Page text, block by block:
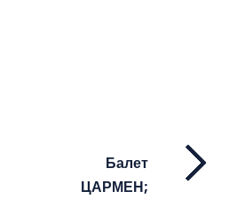
Балет
ЦАРМЕН;